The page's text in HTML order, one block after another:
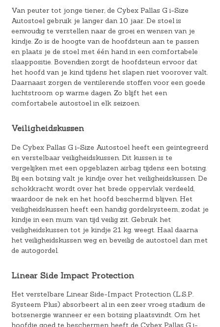
Van peuter tot jonge tiener, de Cybex Pallas G i-Size
Autostoel gebruik je langer dan 10 jaar. De stoel is
eenvoudig te verstellen naar de groei en wensen van je
kindje. Zo is de hoogte van de hoofdsteun aan te passen
en plaats je de stoel met één hand in een comfortabele
slaappositie. Bovendien zorgt de hoofdsteun ervoor dat
het hoofd van je kind tijdens het slapen niet voorover valt.
Daarnaast zorgen de ventilerende stoffen voor een goede
luchtstroom op warme dagen. Zo blijft het een
comfortabele autostoel in elk seizoen.
Veiligheidskussen
De Cybex Pallas G i-Size Autostoel heeft een geïntegreerd
en verstelbaar veiligheidskussen. Dit kussen is te
vergelijken met een opgeblazen airbag tijdens een botsing.
Bij een botsing valt je kindje over het veiligheidskussen. De
schokkracht wordt over het brede oppervlak verdeeld,
waardoor de nek en het hoofd beschermd blijven. Het
veiligheidskussen heeft een handig gordelsysteem, zodat je
kindje in een mum van tijd veilig zit. Gebruik het
veiligheidskussen tot je kindje 21 kg. weegt. Haal daarna
het veiligheidskussen weg en beveilig de autostoel dan met
de autogordel.
Linear Side Impact Protection
Het verstelbare Linear Side-Impact Protection (L.S.P.
Systeem Plus) absorbeert al in een zeer vroeg stadium de
botsenergie wanneer er een botsing plaatsvindt. Om het
hoofdje goed te beschermen heeft de Cybex Pallas G i-